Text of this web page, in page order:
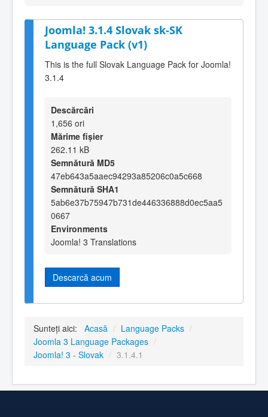
Joomla! 3.1.4 Slovak sk-SK
Language Pack (v1)
This is the full Slovak Language Pack for Joomla!
3.1.4
Descărcări
1,656 ori
Mărime fișier
262.11 kB
Semnătură MD5
47eb643a5aaec94293a85206c0a5c668
Semnătură SHA1
5ab6e37b75947b731de446336888d0ec5aa5
0667
Environments
Joomla! 3 Translations
Descarcă acum
Sunteți aici: Acasă / Language Packs /
Joomla 3 Language Packages /
Joomla! 3 - Slovak / 3.1.4.1